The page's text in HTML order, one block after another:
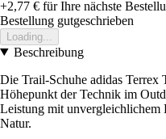
+2,77 € für Ihre nächste
Bestellung gutgeschrieben
Loading...
Beschreibung
Die Trail-Schuhe adidas Terrex
Höhepunkt der Technik im
Leistung mit
Natur.